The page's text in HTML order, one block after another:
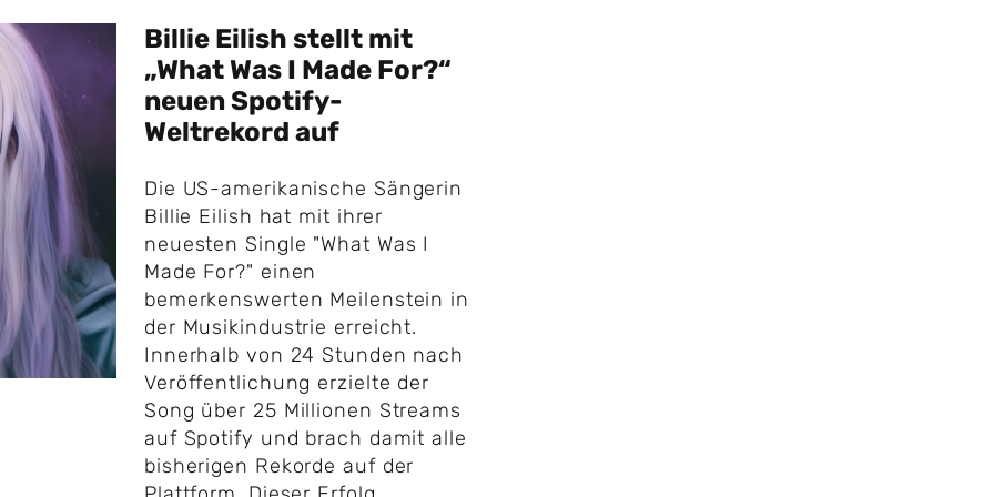
Billie Eilish stellt mit
„What Was I Made For?“
neuen Spotify-
Weltrekord auf
Die US-amerikanische Sängerin
Billie Eilish hat mit ihrer
neuesten Single "What Was I
Made For?" einen
bemerkenswerten Meilenstein in
der Musikindustrie erreicht.
Innerhalb von 24 Stunden nach
Veröffentlichung erzielte der
Song über 25 Millionen Streams
auf Spotify und brach damit alle
bisherigen Rekorde auf der